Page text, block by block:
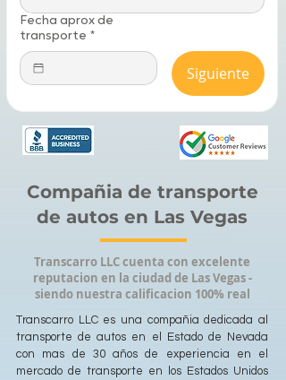
Fecha aprox de
transporte *
Siguiente
Compañia de transporte
de autos en Las Vegas
Transcarro LLC cuenta con excelente
reputacion en la ciudad de Las Vegas -
siendo nuestra calificacion 100% real
Transcarro LLC es una compañia dedicada al
transporte de autos en el Estado de Nevada
con mas de 30 años de experiencia en el
mercado de transporte en los Estados Unidos